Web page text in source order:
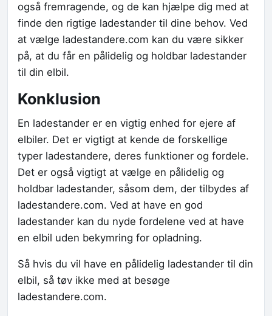
også fremragende, og de kan hjælpe dig med at
finde den rigtige ladestander til dine behov. Ved
at vælge ladestandere.com kan du være sikker
på, at du får en pålidelig og holdbar ladestander
til din elbil.
Konklusion
En ladestander er en vigtig enhed for ejere af
elbiler. Det er vigtigt at kende de forskellige
typer ladestandere, deres funktioner og fordele.
Det er også vigtigt at vælge en pålidelig og
holdbar ladestander, såsom dem, der tilbydes af
ladestandere.com. Ved at have en god
ladestander kan du nyde fordelene ved at have
en elbil uden bekymring for opladning.
Så hvis du vil have en pålidelig ladestander til din
elbil, så tøv ikke med at besøge
ladestandere.com.